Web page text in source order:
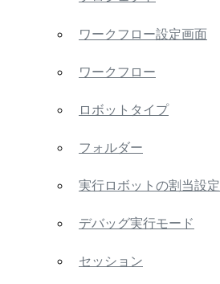
ワークフロー設定画面
ワークフロー
ロボットタイプ
フォルダー
実行ロボットの割当設定
デバッグ実行モード
セッション